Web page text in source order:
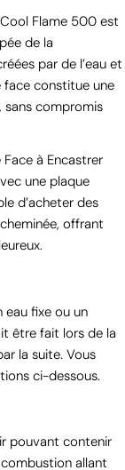
Flame 500 est
de la
par de l’eau et
face constitue une
sans compromis
à Encastrer
une plaque
d’acheter des
offrant
fixe ou un
être fait lors de la
la suite. Vous
ci-dessous.
pouvant contenir
allant